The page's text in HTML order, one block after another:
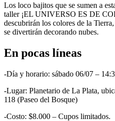
Los loco bajitos que se sumen a
taller ¡EL UNIVERSO ES DE
descubrirán los colores de la
se divertirán decorando nubes.
En pocas líneas
-Día y horario: sábado 06/07 –
-Lugar: Planetario de La Plata,
118 (Paseo del Bosque)
-Costo: $8.000 – Cupos limitados.